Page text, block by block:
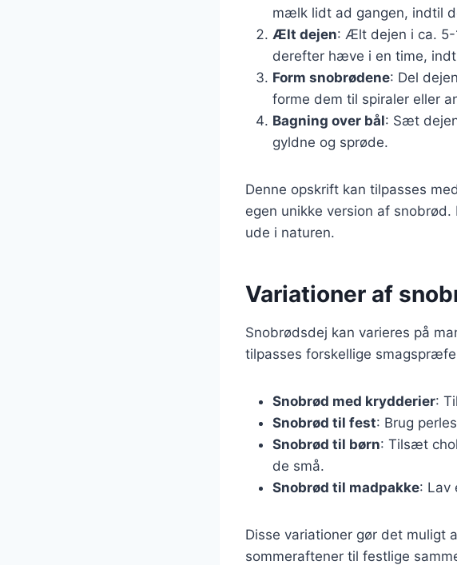
mælk lidt ad gangen, indtil
Ælt dejen: Ælt dejen i ca. 5-
derefter hæve i en time,
Form snobrødene: Del
forme dem til spiraler eller
Bagning over bål: Sæt
gyldne og sprøde.
Denne opskrift kan tilpasses
egen unikke version af
ude i naturen.
Variationer af
Snobrødsdej kan varieres på
tilpasses forskellige
Snobrød med krydderier:
Snobrød til fest: Brug
Snobrød til børn: Tilsæt
de små.
Snobrød til madpakke: Lav
Disse variationer gør det muligt
sommeraftener til festlige